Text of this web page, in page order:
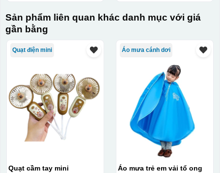
Hộp carton trắng đồng hồ quai xách không in
Chất liệu:
Nhựa
Sản phẩm liên quan khác danh mục với giá
gần bằng
Quạt điện mini
Quạt cầm tay mini
Áo mưa cánh dơi
Áo mưa trẻ em vải tổ ong